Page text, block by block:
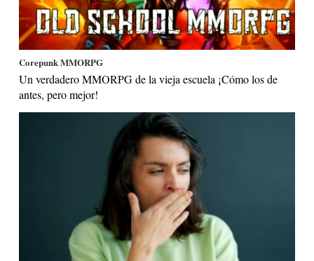
Corepunk MMORPG
Un verdadero MMORPG de la vieja escuela ¡Cómo los de
antes, pero mejor!